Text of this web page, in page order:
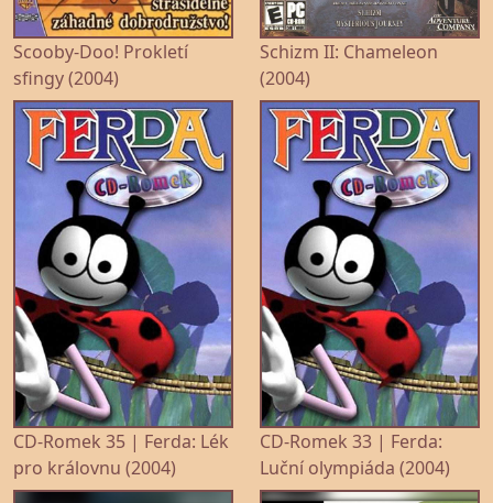
Scooby-Doo! Prokletí
sfingy (2004)
Schizm II: Chameleon
(2004)
CD-Romek 35 | Ferda: Lék
pro královnu (2004)
CD-Romek 33 | Ferda:
Luční olympiáda (2004)